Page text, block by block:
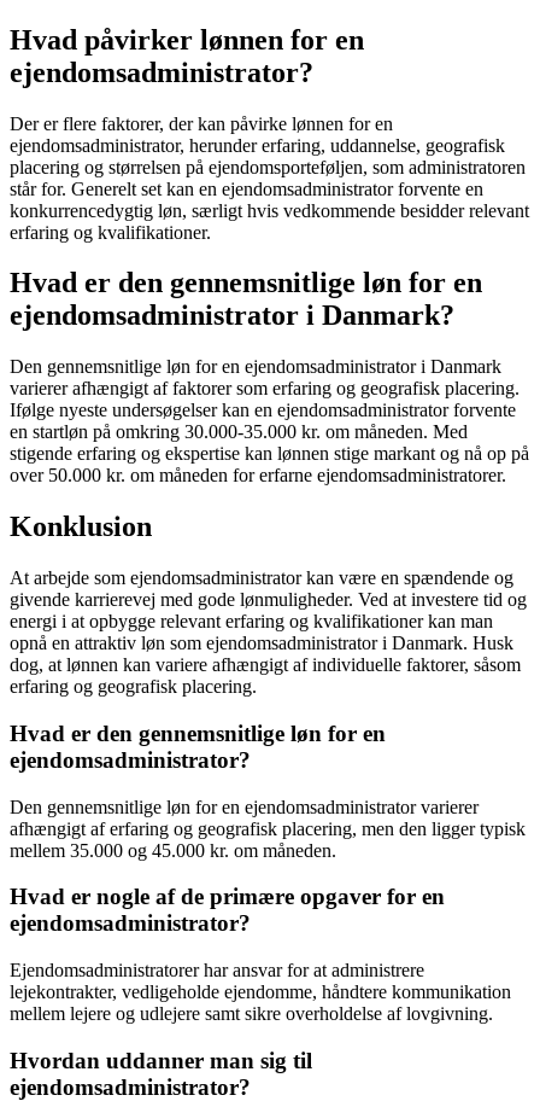
Hvad påvirker lønnen for en
ejendomsadministrator?
Der er flere faktorer, der kan påvirke lønnen for en
ejendomsadministrator, herunder erfaring, uddannelse, geografisk
placering og størrelsen på ejendomsporteføljen, som administratoren
står for. Generelt set kan en ejendomsadministrator forvente en
konkurrencedygtig løn, særligt hvis vedkommende besidder relevant
erfaring og kvalifikationer.
Hvad er den gennemsnitlige løn for en
ejendomsadministrator i Danmark?
Den gennemsnitlige løn for en ejendomsadministrator i Danmark
varierer afhængigt af faktorer som erfaring og geografisk placering.
Ifølge nyeste undersøgelser kan en ejendomsadministrator forvente
en startløn på omkring 30.000-35.000 kr. om måneden. Med
stigende erfaring og ekspertise kan lønnen stige markant og nå op på
over 50.000 kr. om måneden for erfarne ejendomsadministratorer.
Konklusion
At arbejde som ejendomsadministrator kan være en spændende og
givende karrierevej med gode lønmuligheder. Ved at investere tid og
energi i at opbygge relevant erfaring og kvalifikationer kan man
opnå en attraktiv løn som ejendomsadministrator i Danmark. Husk
dog, at lønnen kan variere afhængigt af individuelle faktorer, såsom
erfaring og geografisk placering.
Hvad er den gennemsnitlige løn for en
ejendomsadministrator?
Den gennemsnitlige løn for en ejendomsadministrator varierer
afhængigt af erfaring og geografisk placering, men den ligger typisk
mellem 35.000 og 45.000 kr. om måneden.
Hvad er nogle af de primære opgaver for en
ejendomsadministrator?
Ejendomsadministratorer har ansvar for at administrere
lejekontrakter, vedligeholde ejendomme, håndtere kommunikation
mellem lejere og udlejere samt sikre overholdelse af lovgivning.
Hvordan uddanner man sig til
ejendomsadministrator?